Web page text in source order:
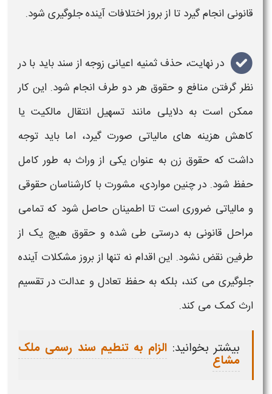
قانونی انجام گیرد تا از بروز اختلافات آینده جلوگیری شود.
در نهایت، حذف ثمنیه اعیانی زوجه از سند باید با در
نظر گرفتن منافع و حقوق هر دو طرف انجام شود. این کار
ممکن است به دلایلی مانند تسهیل انتقال مالکیت یا
کاهش هزینه های مالیاتی صورت گیرد، اما باید توجه
داشت که حقوق زن به عنوان یکی از وراث به طور کامل
حفظ شود. در چنین مواردی، مشورت با کارشناسان حقوقی
و مالیاتی ضروری است تا اطمینان حاصل شود که تمامی
مراحل قانونی به درستی طی شده و حقوق هیچ یک از
طرفین نقض نشود. این اقدام نه تنها از بروز مشکلات آینده
جلوگیری می کند، بلکه به حفظ تعادل و عدالت در تقسیم
ارث کمک می کند.
بیشتر بخوانید: الزام به تنطیم سند رسمی ملک
مشاع